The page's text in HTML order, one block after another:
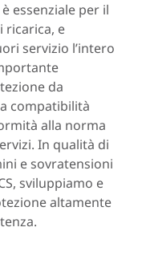
essenziale per il
ricarica, e
servizio l’intero
da
compatibilità
alla norma
In qualità di
e sovratensioni
sviluppiamo e
altamente